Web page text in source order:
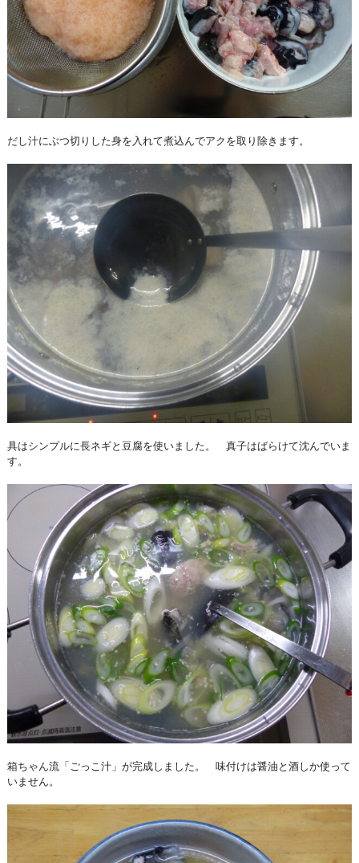
だし汁にぶつ切りした身を入れて煮込んでアクを取り除きます。
具はシンプルに長ネギと豆腐を使いました。 真子はばらけて沈んでいま
す。
箱ちゃん流「ごっこ汁」が完成しました。 味付けは醤油と酒しか使って
いません。